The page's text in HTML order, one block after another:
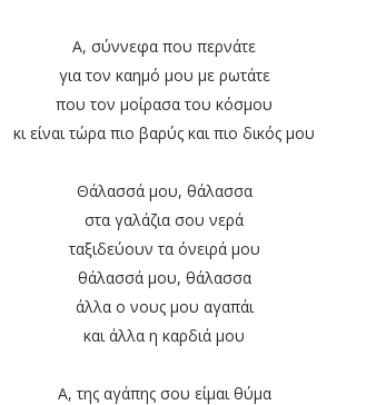
Α, σύννεφα που περνάτε
για τον καημό μου με ρωτάτε
που τον μοίρασα του κόσμου
κι είναι τώρα πιο βαρύς και πιο δικός μου
Θάλασσά μου, θάλασσα
στα γαλάζια σου νερά
ταξιδεύουν τα όνειρά μου
θάλασσά μου, θάλασσα
άλλα ο νους μου αγαπάι
και άλλα η καρδιά μου
Α, της αγάπης σου είμαι θύμα